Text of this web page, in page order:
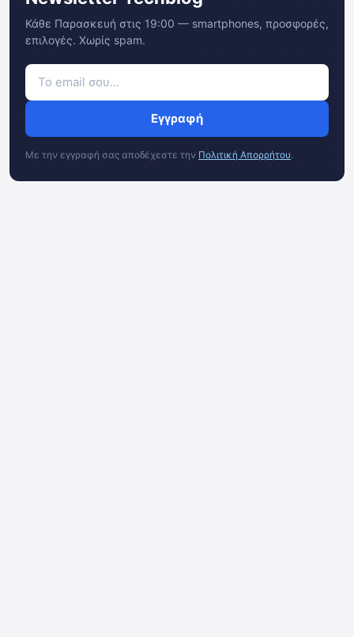
Κάθε Παρασκευή στις 19:00 — smartphones, προσφορές,
επιλογές. Χωρίς spam.
Εγγραφή
Με την εγγραφή σας αποδέχεστε την Πολιτική Απορρήτου.